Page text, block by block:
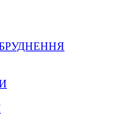
ЛАМПИ
АКСЕСУАРИ